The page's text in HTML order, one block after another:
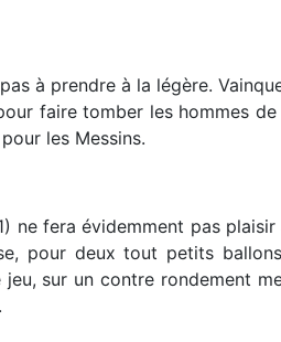
à prendre à la légère.
faire tomber les hommes
les Messins.
fera évidemment pas
pour deux tout petits
sur un contre rondement